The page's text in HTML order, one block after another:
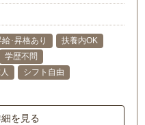
給･昇格あり
扶養内OK
学歴不問
シフト自由
を見る